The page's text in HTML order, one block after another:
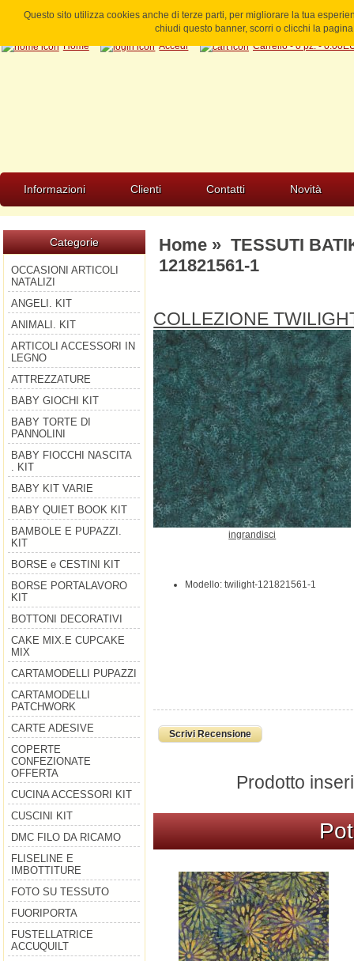
Questo sito utilizza cookies anche di terze parti, per migliorare la tua
chiudi questo banner, scorri o clicchi la
Home
Accedi Carrello - 0 pz. -
Informazioni Clienti Contatti Novità
Categorie
OCCASIONI ARTICOLI
NATALIZI
ANGELI. KIT
ANIMALI. KIT
ARTICOLI ACCESSORI IN
LEGNO
ATTREZZATURE
BABY GIOCHI KIT
BABY TORTE DI
PANNOLINI
BABY FIOCCHI NASCITA
. KIT
BABY KIT VARIE
BABY QUIET BOOK KIT
BAMBOLE E PUPAZZI.
KIT
BORSE e CESTINI KIT
BORSE PORTALAVORO
KIT
BOTTONI DECORATIVI
CAKE MIX.E CUPCAKE
MIX
CARTAMODELLI PUPAZZI
CARTAMODELLI
PATCHWORK
CARTE ADESIVE
COPERTE
CONFEZIONATE
OFFERTA
CUCINA ACCESSORI KIT
CUSCINI KIT
DMC FILO DA RICAMO
FLISELINE E
IMBOTTITURE
FOTO SU TESSUTO
FUORIPORTA
FUSTELLATRICE
ACCUQUILT
Home» TESSUTI
121821561-1
COLLEZIONE
ingrandisci
Modello: twilight-121821561-1
Scrivi Recensione
Prodotto